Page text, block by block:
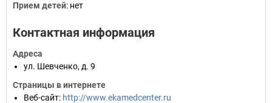
Прием детей: нет
Контактная информация
Адреса
ул. Шевченко, д. 9
Страницы в интернете
Веб-сайт: http://www.ekamedcenter.ru